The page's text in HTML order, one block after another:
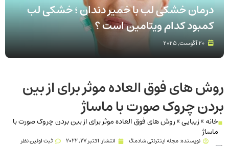
درمان خشکی لب با خمیر دندان ؛ خشکی لب
کمبود کدام ویتامین است ؟
روش های فوق العاده موثر برای از بین
بردن چروک صورت با ماساژ
خانه»زیبایی»روش های فوق العاده موثر برای از بین بردن چروک صورت با
ماساژ
نویسنده:مجله اینترنتی شادمگ انتشار: اکتبر 27, 2022 ثبت اولین نظر